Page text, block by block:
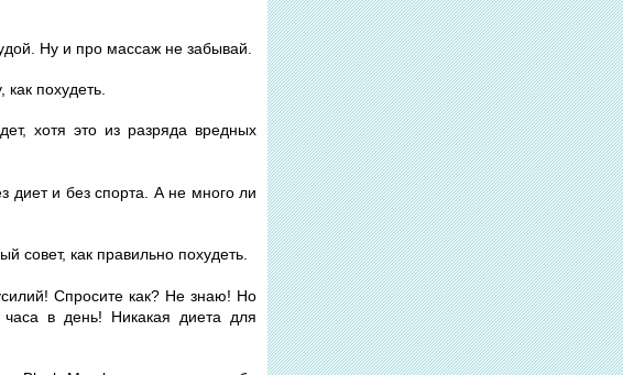
Ну и про массаж не забывай.
похудеть.
хотя это из разряда вредных
диет и без спорта. А не много ли
совет, как правильно похудеть.
Спросите как? Не знаю! Но
в день! Никакая диета для